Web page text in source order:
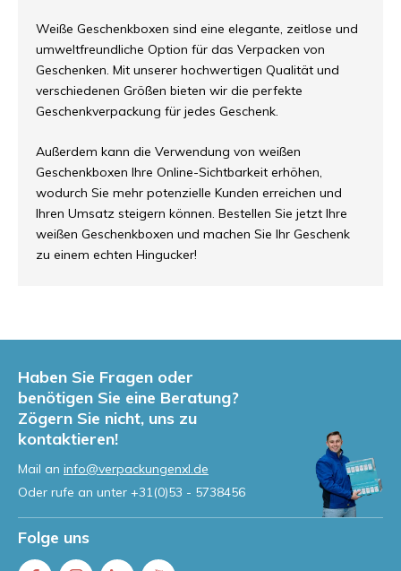
Weiße Geschenkboxen sind eine elegante, zeitlose und
umweltfreundliche Option für das Verpacken von
Geschenken. Mit unserer hochwertigen Qualität und
verschiedenen Größen bieten wir die perfekte
Geschenkverpackung für jedes Geschenk.
Außerdem kann die Verwendung von weißen
Geschenkboxen Ihre Online-Sichtbarkeit erhöhen,
wodurch Sie mehr potenzielle Kunden erreichen und
Ihren Umsatz steigern können. Bestellen Sie jetzt Ihre
weißen Geschenkboxen und machen Sie Ihr Geschenk
zu einem echten Hingucker!
Haben Sie Fragen oder
benötigen Sie eine Beratung?
Zögern Sie nicht, uns zu
kontaktieren!
Mail an info@verpackungenxl.de
Oder rufe an unter +31(0)53 - 5738456
Folge uns